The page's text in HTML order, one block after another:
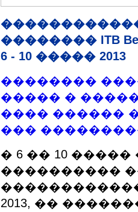
�������� ITB
6 - 10 ����� 2013
��������
����� �
���� ������
���
� 6 �� 10
����������
2013, ��